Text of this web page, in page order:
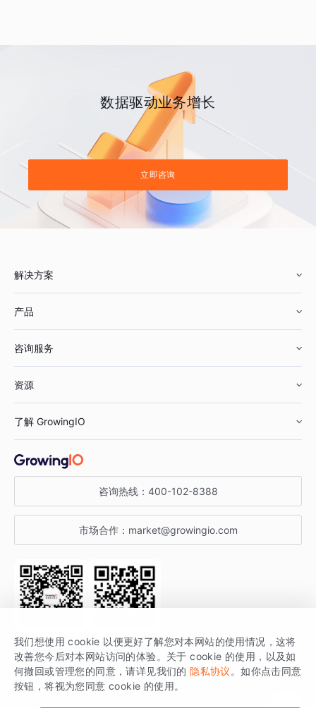
数据驱动业务增长
立即咨询
解决方案
鞋服行业
汽车行业
金融行业
产品
智能运营
获客分析
咨询服务
资源
增长公开课
增长博客
开发者文档
SDK 文档
场景指南
了解 GrowingIO
关于 GrowingIO
增长大会
行业活动
咨询热线： 400-102-8388
市场合作： market@growingio.com
关注公众号 获取更多干货
GrowingIO 是专注于数据智能分析与增长的品牌，核心平台为 GrowingIO
分析云。
我们想使用 cookie 以便更好了解您对本网站的使用情况，这将
改善您今后对本网站访问的体验。关于 cookie 的使用，以及如
何撤回或管理您的同意，请详见我们的 隐私协议 。如你点击同意
按钮，将视为您同意 cookie 的使用。